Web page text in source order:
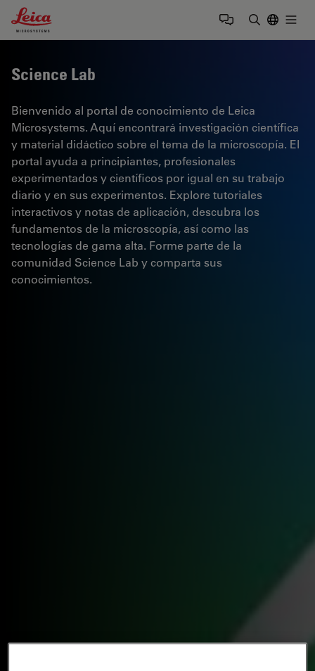
Leica Microsystems Logo
Science Lab
Bienvenido al portal de conocimiento de Leica
Microsystems. Aquí encontrará investigación científica
y material didáctico sobre el tema de la microscopía. El
portal ayuda a principiantes, profesionales
experimentados y científicos por igual en su trabajo
diario y en sus experimentos. Explore tutoriales
interactivos y notas de aplicación, descubra los
fundamentos de la microscopía, así como las
tecnologías de gama alta. Forme parte de la
comunidad Science Lab y comparta sus
conocimientos.